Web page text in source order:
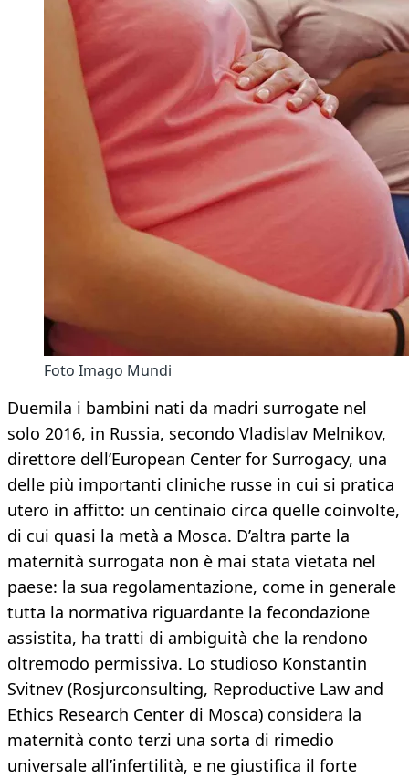
Foto Imago Mundi
Duemila i bambini nati da madri surrogate nel
solo 2016, in Russia, secondo Vladislav Melnikov,
direttore dell’European Center for Surrogacy, una
delle più importanti cliniche russe in cui si pratica
utero in affitto: un centinaio circa quelle coinvolte,
di cui quasi la metà a Mosca. D’altra parte la
maternità surrogata non è mai stata vietata nel
paese: la sua regolamentazione, come in generale
tutta la normativa riguardante la fecondazione
assistita, ha tratti di ambiguità che la rendono
oltremodo permissiva. Lo studioso Konstantin
Svitnev (Rosjurconsulting, Reproductive Law and
Ethics Research Center di Mosca) considera la
maternità conto terzi una sorta di rimedio
universale all’infertilità, e ne giustifica il forte